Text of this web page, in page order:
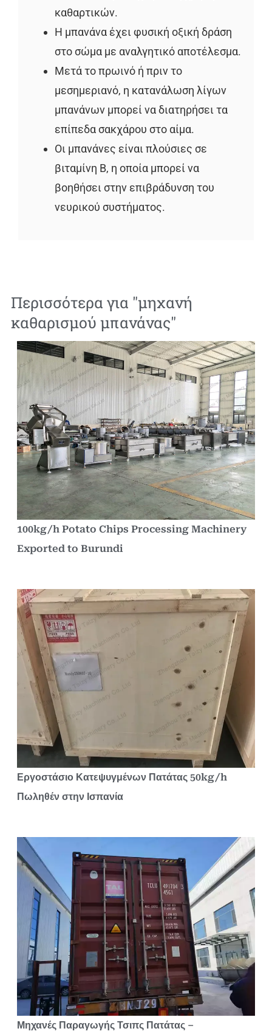
καθαρτικών.
Η μπανάνα έχει φυσική οξική δράση
στο σώμα με αναλγητικό αποτέλεσμα.
Μετά το πρωινό ή πριν το
μεσημεριανό, η κατανάλωση λίγων
μπανάνων μπορεί να διατηρήσει τα
επίπεδα σακχάρου στο αίμα.
Οι μπανάνες είναι πλούσιες σε
βιταμίνη B, η οποία μπορεί να
βοηθήσει στην επιβράδυνση του
νευρικού συστήματος.
Περισσότερα για "μηχανή
καθαρισμού μπανάνας"
100kg/h Potato Chips Processing Machinery
Exported to Burundi
Εργοστάσιο Κατεψυγμένων Πατάτας 50kg/h
Πωληθέν στην Ισπανία
Μηχανές Παραγωγής Τσιπς Πατάτας –